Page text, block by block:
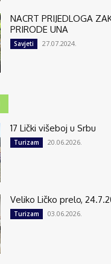
NACRT PRIJEDLOGA
PRIRODE UNA
Savjeti 27.07.2024.
17 Lički višeboj u Srbu
Turizam 20.06.2026.
Veliko Ličko prelo,
Turizam 03.06.2026.